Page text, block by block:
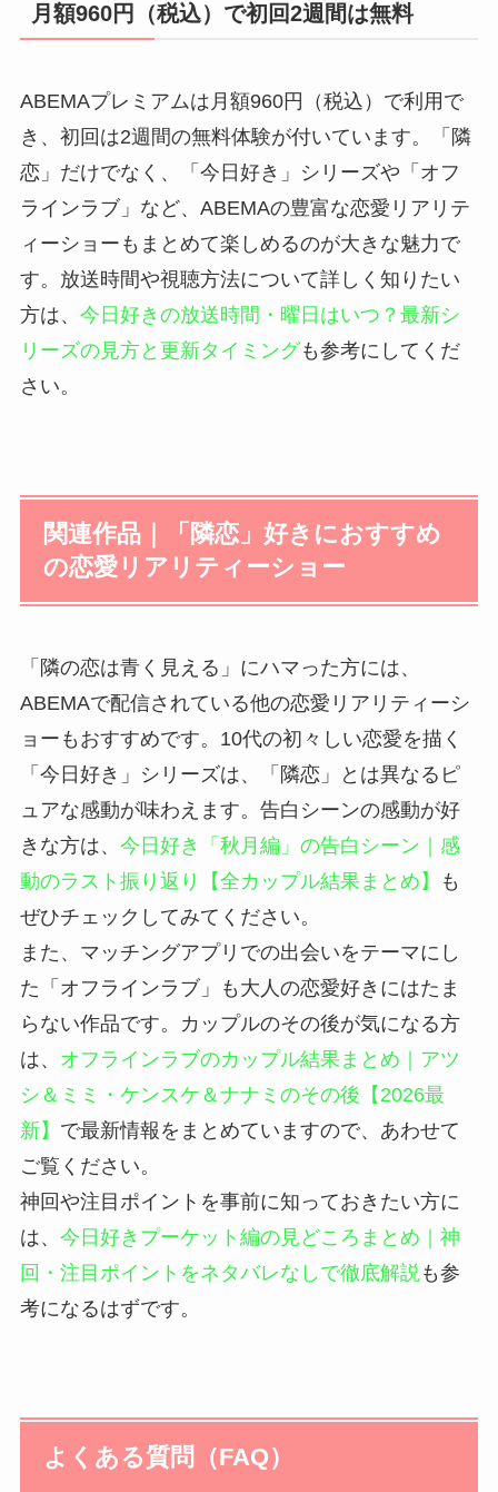
月額960円（税込）で初回2週間は無料
ABEMAプレミアムは月額960円（税込）で利用で
き、初回は2週間の無料体験が付いています。「隣
恋」だけでなく、「今日好き」シリーズや「オフ
ラインラブ」など、ABEMAの豊富な恋愛リアリテ
ィーショーもまとめて楽しめるのが大きな魅力で
す。放送時間や視聴方法について詳しく知りたい
方は、 今日好きの放送時間・曜日はいつ？最新シ
リーズの見方と更新タイミングも参考にしてくだ
さい。
関連作品｜「隣恋」好きにおすすめ
の恋愛リアリティーショー
「隣の恋は青く見える」にハマった方には、
ABEMAで配信されている他の恋愛リアリティーシ
ョーもおすすめです。10代の初々しい恋愛を描く
「今日好き」シリーズは、「隣恋」とは異なるピ
ュアな感動が味わえます。告白シーンの感動が好
きな方は、 今日好き「秋月編」の告白シーン｜感
動のラスト振り返り【全カップル結果まとめ】
も
ぜひチェックしてみてください。
また、マッチングアプリでの出会いをテーマにし
た「オフラインラブ」も大人の恋愛好きにはたま
らない作品です。カップルのその後が気になる方
は、 オフラインラブのカップル結果まとめ｜アツ
シ＆ミミ・ケンスケ＆ナナミのその後【2026最
新】 で最新情報をまとめていますので、あわせて
ご覧ください。
神回や注目ポイントを事前に知っておきたい方に
は、 今日好きプーケット編の見どころまとめ｜神
回・注目ポイントをネタバレなしで徹底解説も参
考になるはずです。
よくある質問（FAQ）